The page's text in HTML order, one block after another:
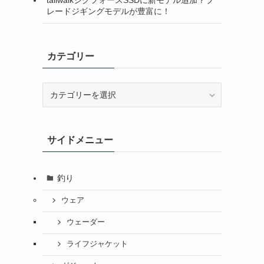
レードジギングモデルが豊富に！
カテゴリー
ーサイドメニュー
釣り
ウェア
ウェーダー
ライフジャケット